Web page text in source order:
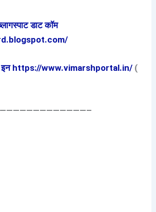
डाट कॉम
इन https://www.vimarshportal.in/ (